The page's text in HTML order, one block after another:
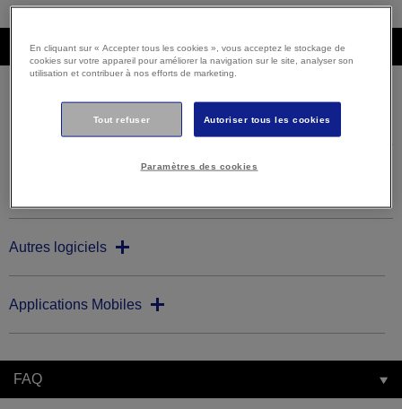
Téléchargements
Autres logiciels
Applications Mobiles
FAQ
En cliquant sur « Accepter tous les cookies », vous acceptez le stockage de
cookies sur votre appareil pour améliorer la navigation sur le site, analyser son
utilisation et contribuer à nos efforts de marketing.
Tout refuser Autoriser tous les cookies
Paramètres des cookies